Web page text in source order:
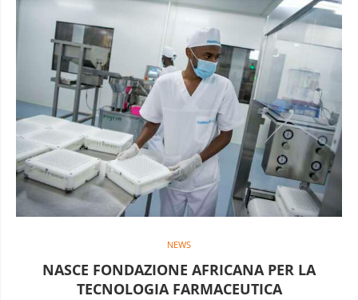
NEWS
NASCE FONDAZIONE AFRICANA PER LA
TECNOLOGIA FARMACEUTICA